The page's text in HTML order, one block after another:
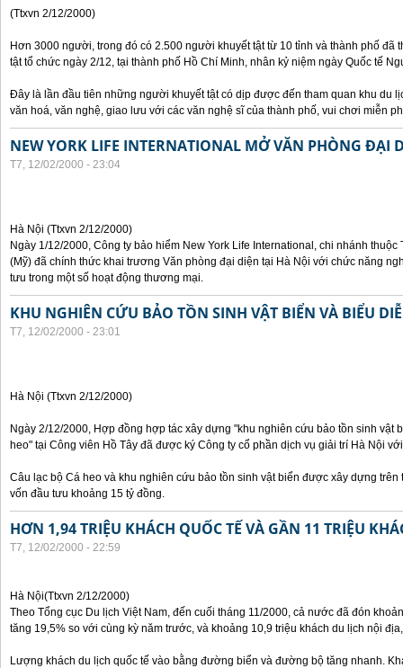
(Ttxvn 2/12/2000)
Hơn 3000 người, trong đó có 2.500 người khuyết tật từ 10 tỉnh và thành phố đã
tật tổ chức ngày 2/12, tại thành phố Hồ Chí Minh, nhân kỷ niệm ngày Quốc tế
Đây là lần đầu tiên những người khuyết tật có dịp được đến tham quan khu du
văn hoá, văn nghệ, giao lưu với các văn nghệ sĩ của thành phố, vui chơi miễn
NEW YORK LIFE INTERNATIONAL MỞ VĂN PHÒNG ĐẠI
T7, 12/02/2000 - 23:04
Hà Nội (Ttxvn 2/12/2000)
Ngày 1/12/2000, Công ty bảo hiểm New York Life International, chi nhánh
(Mỹ) đã chính thức khai trương Văn phòng đại diện tại Hà Nội với chức năng
tưu trong một số hoạt động thương mại.
KHU NGHIÊN CỨU BẢO TỒN SINH VẬT BIỂN VÀ BIỂU
T7, 12/02/2000 - 23:01
Hà Nội (Ttxvn 2/12/2000)
Ngày 2/12/2000, Hợp đồng hợp tác xây dựng "khu nghiên cứu bảo tồn sinh vật
heo" tại Công viên Hồ Tây đã được ký Công ty cổ phần dịch vụ giải trí Hà Nội
Câu lạc bộ Cá heo và khu nghiên cứu bảo tồn sinh vật biển được xây dựng
vốn đầu tưu khoảng 15 tỷ đồng.
HƠN 1,94 TRIỆU KHÁCH QUỐC TẾ VÀ GẦN 11 TRIỆU
T7, 12/02/2000 - 22:59
Hà Nội(Ttxvn 2/12/2000)
Theo Tổng cục Du lịch Việt Nam, đến cuối tháng 11/2000, cả nước đã đón
tăng 19,5% so với cùng kỳ năm trước, và khoảng 10,9 triệu khách du lịch nội
Lượng khách du lịch quốc tế vào bằng đường biển và đường bộ tăng nhanh.